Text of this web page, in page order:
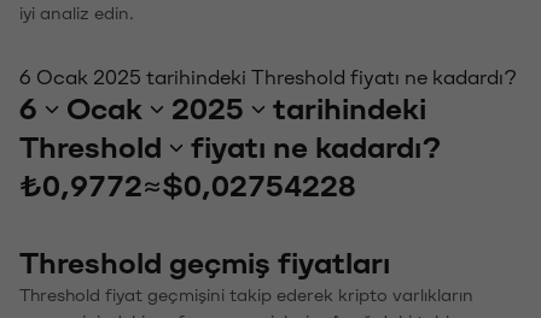
iyi analiz edin.
6 Ocak 2025 tarihindeki Threshold fiyatı ne kadardı?
6 Ocak 2025
tarihindeki
Threshold
fiyatı ne kadardı?
₺0,9772≈$0,02754228
Threshold geçmiş fiyatları
Threshold fiyat geçmişini takip ederek kripto varlıkların